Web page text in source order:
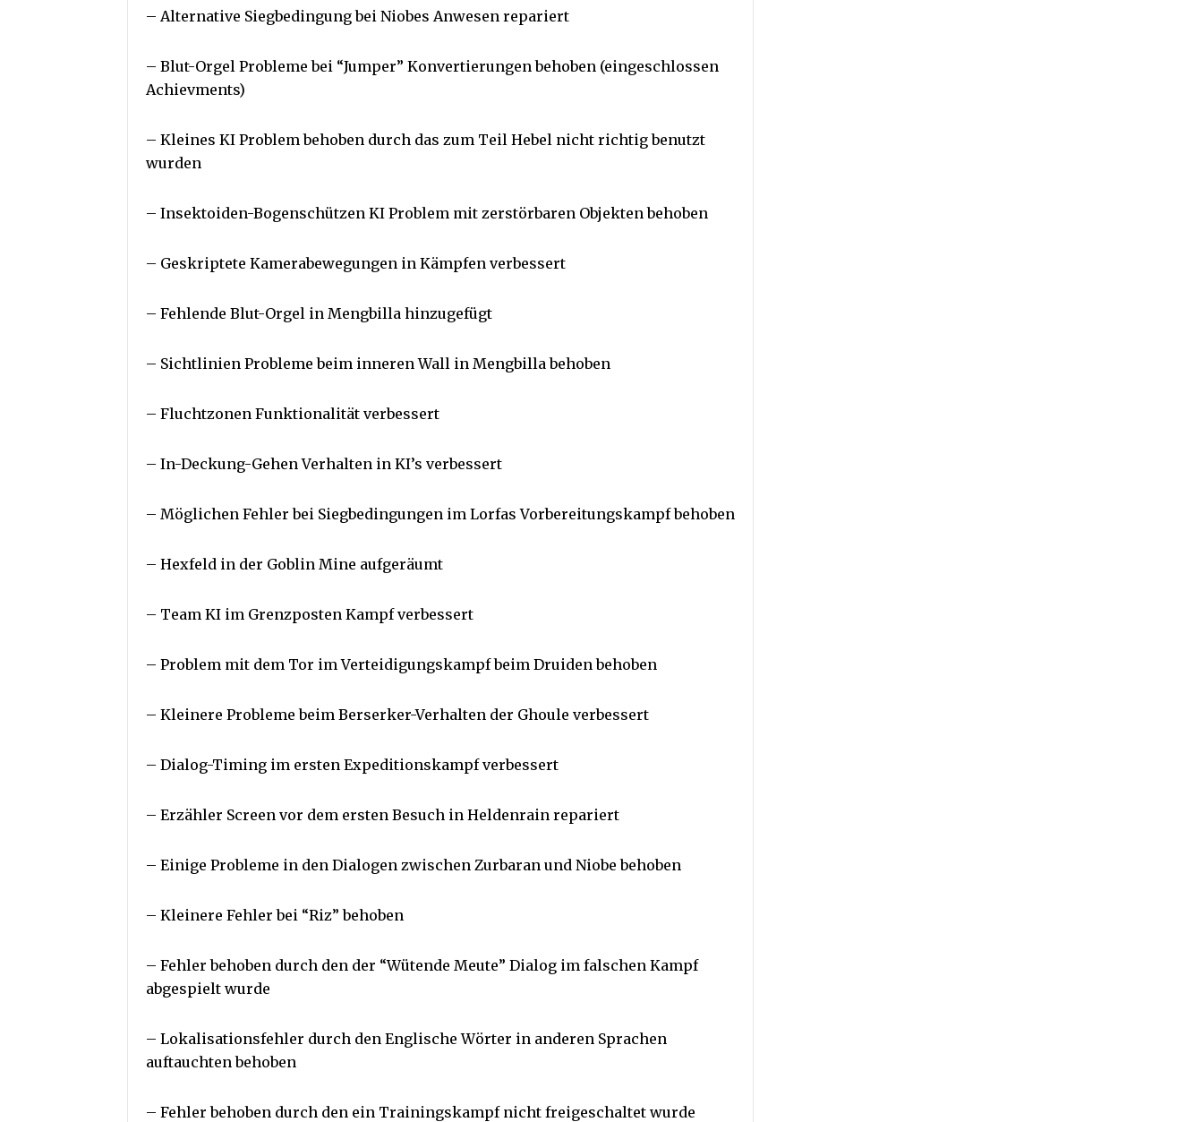
– Alternative Siegbedingung bei Niobes Anwesen repariert
– Blut-Orgel Probleme bei “Jumper” Konvertierungen behoben (eingeschlossen
Achievments)
– Kleines KI Problem behoben durch das zum Teil Hebel nicht richtig benutzt
wurden
– Insektoiden-Bogenschützen KI Problem mit zerstörbaren Objekten behoben
– Geskriptete Kamerabewegungen in Kämpfen verbessert
– Fehlende Blut-Orgel in Mengbilla hinzugefügt
– Sichtlinien Probleme beim inneren Wall in Mengbilla behoben
– Fluchtzonen Funktionalität verbessert
– In-Deckung-Gehen Verhalten in KI’s verbessert
– Möglichen Fehler bei Siegbedingungen im Lorfas Vorbereitungskampf behoben
– Hexfeld in der Goblin Mine aufgeräumt
– Team KI im Grenzposten Kampf verbessert
– Problem mit dem Tor im Verteidigungskampf beim Druiden behoben
– Kleinere Probleme beim Berserker-Verhalten der Ghoule verbessert
– Dialog-Timing im ersten Expeditionskampf verbessert
– Erzähler Screen vor dem ersten Besuch in Heldenrain repariert
– Einige Probleme in den Dialogen zwischen Zurbaran und Niobe behoben
– Kleinere Fehler bei “Riz” behoben
– Fehler behoben durch den der “Wütende Meute” Dialog im falschen Kampf
abgespielt wurde
– Lokalisationsfehler durch den Englische Wörter in anderen Sprachen
auftauchten behoben
– Fehler behoben durch den ein Trainingskampf nicht freigeschaltet wurde